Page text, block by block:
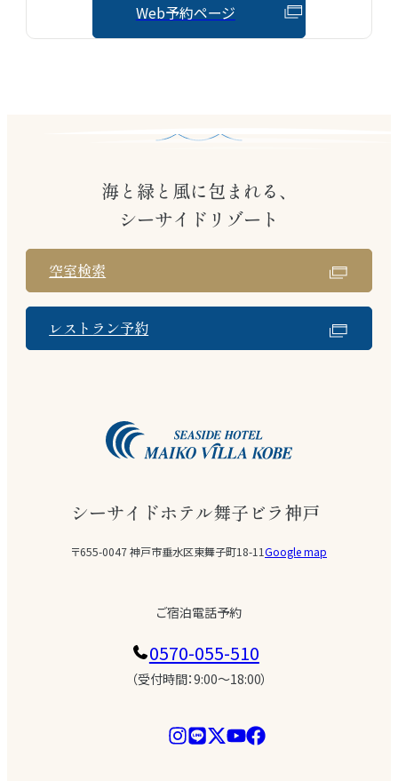
Web予約ページ
海と緑と風に包まれる、
シーサイドリゾート
空室検索
レストラン予約
シーサイドホテル舞子ビラ神戸
〒655-0047 神戸市垂水区東舞子町18-11Google map
ご宿泊電話予約
0570-055-510
（受付時間：9:00〜18:00）